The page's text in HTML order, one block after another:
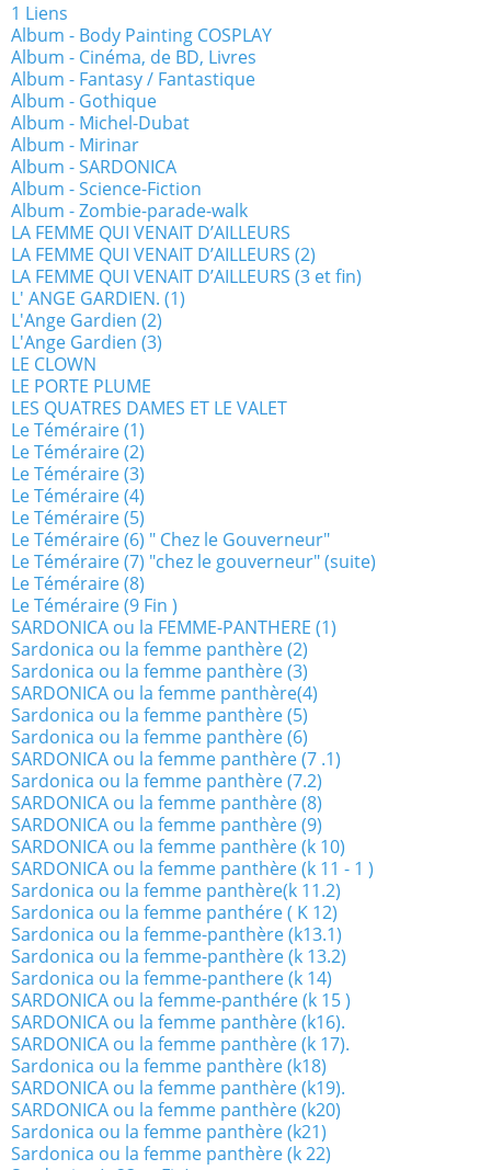
1 Liens
Album - Body Painting COSPLAY
Album - Cinéma, de BD, Livres
Album - Fantasy / Fantastique
Album - Gothique
Album - Michel-Dubat
Album - Mirinar
Album - SARDONICA
Album - Science-Fiction
Album - Zombie-parade-walk
LA FEMME QUI VENAIT D’AILLEURS
LA FEMME QUI VENAIT D’AILLEURS (2)
LA FEMME QUI VENAIT D’AILLEURS (3 et fin)
L' ANGE GARDIEN. (1)
L'Ange Gardien (2)
L'Ange Gardien (3)
LE CLOWN
LE PORTE PLUME
LES QUATRES DAMES ET LE VALET
Le Téméraire (1)
Le Téméraire (2)
Le Téméraire (3)
Le Téméraire (4)
Le Téméraire (5)
Le Téméraire (6) " Chez le Gouverneur"
Le Téméraire (7) "chez le gouverneur" (suite)
Le Téméraire (8)
Le Téméraire (9 Fin )
SARDONICA ou la FEMME-PANTHERE (1)
Sardonica ou la femme panthère (2)
Sardonica ou la femme panthère (3)
SARDONICA ou la femme panthère(4)
Sardonica ou la femme panthère (5)
Sardonica ou la femme panthère (6)
SARDONICA ou la femme panthère (7 .1)
Sardonica ou la femme panthère (7.2)
SARDONICA ou la femme panthère (8)
SARDONICA ou la femme panthère (9)
SARDONICA ou la femme panthère (k 10)
SARDONICA ou la femme panthère (k 11 - 1 )
Sardonica ou la femme panthère(k 11.2)
Sardonica ou la femme panthére ( K 12)
Sardonica ou la femme-panthère (k13.1)
Sardonica ou la femme-panthère (k 13.2)
Sardonica ou la femme-panthere (k 14)
SARDONICA ou la femme-panthére (k 15 )
SARDONICA ou la femme panthère (k16).
SARDONICA ou la femme panthère (k 17).
Sardonica ou la femme panthère (k18)
SARDONICA ou la femme panthère (k19).
SARDONICA ou la femme panthère (k20)
Sardonica ou la femme panthère (k21)
Sardonica ou la femme panthère (k 22)